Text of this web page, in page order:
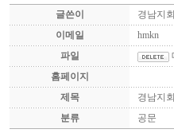
글쓴이
경남지
이메일
hmkn
파일
홈페이지
제목
경남지
분류
공문